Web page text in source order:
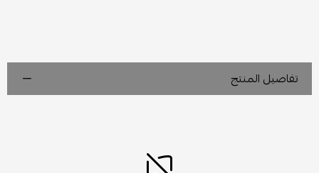
تفاصيل المنتج